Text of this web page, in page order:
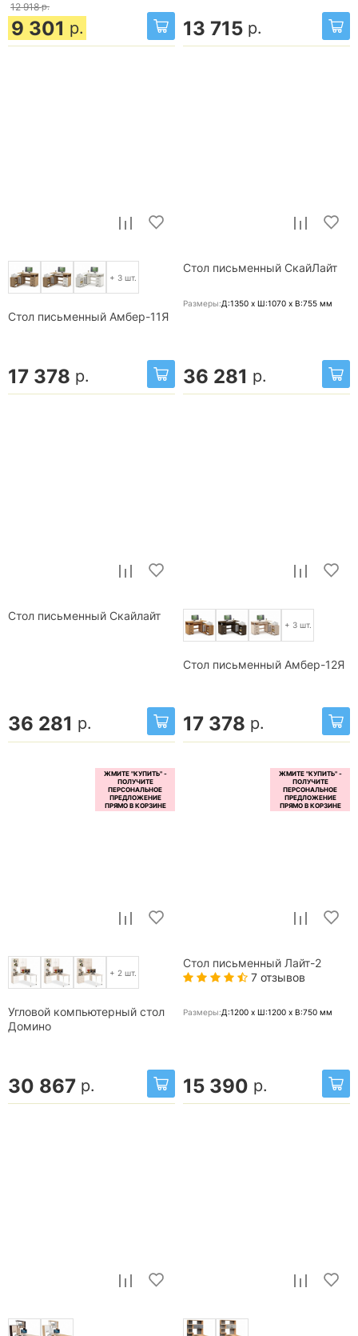
12 918 р.
9 301 р. 13 715 р.
+ 3 шт.
Стол письменный Амбер-11Я
17 378 р.
Стол письменный СкайЛайт
Размеры:Д:1350 x Ш:1070 x В:755 мм
36 281 р.
Стол письменный Скайлайт
36 281 р.
+ 3 шт.
Стол письменный Амбер-12Я
17 378 р.
+ 2 шт.
Угловой компьютерный стол
Домино
30 867 р.
Стол письменный Лайт-2
7 отзывов
Размеры:Д:1200 x Ш:1200 x В:750 мм
15 390 р.